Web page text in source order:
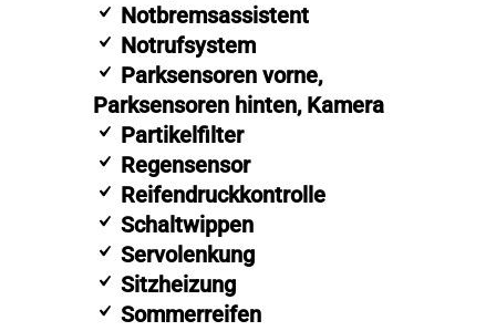
Notbremsassistent
Notrufsystem
Parksensoren vorne,
Parksensoren hinten, Kamera
Partikelfilter
Regensensor
Reifendruckkontrolle
Schaltwippen
Servolenkung
Sitzheizung
Sommerreifen